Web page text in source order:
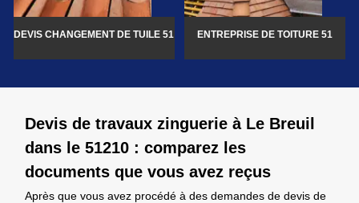
DEVIS CHANGEMENT DE TUILE 51 ENTREPRISE DE TOITURE 51
Devis de travaux zinguerie à Le Breuil
dans le 51210 : comparez les
documents que vous avez reçus
Après que vous avez procédé à des demandes de devis de